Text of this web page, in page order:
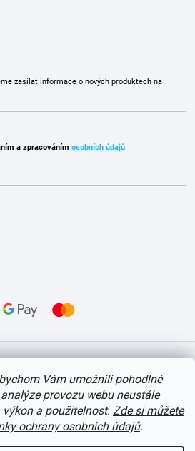
Vám umožnili pohodlné
provozu webu neustále
a použitelnost. Zde si můžete
ochrany osobních údajů.
zasílat informace o nových produktech na
a zpracováním osobních údajů.
práva vyhrazena. Upravit nastavení cookies